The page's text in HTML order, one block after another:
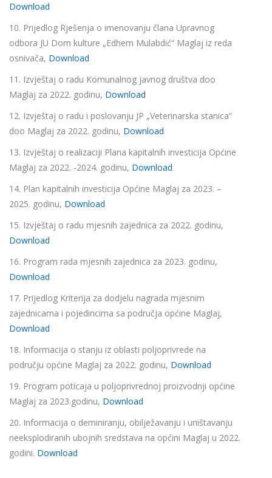
Download
10. Prijedlog Rješenja o imenovanju člana Upravnog
odbora JU Dom kulture „Edhem Mulabdić“ Maglaj iz reda
osnivača, Download
11. Izvještaj o radu Komunalnog javnog društva doo
Maglaj za 2022. godinu, Download
12. Izvještaj o radu i poslovanju JP „Veterinarska stanica“
doo Maglaj za 2022. godinu, Download
13. Izvještaj o realizaciji Plana kapitalnih investicija Općine
Maglaj za 2022. -2024. godinu, Download
14. Plan kapitalnih investicija Općine Maglaj za 2023. –
2025. godinu, Download
15. Izvještaj o radu mjesnih zajednica za 2022. godinu,
Download
16. Program rada mjesnih zajednica za 2023. godinu,
Download
17. Prijedlog Kriterija za dodjelu nagrada mjesnim
zajednicama i pojedincima sa područja općine Maglaj,
Download
18. Informacija o stanju iz oblasti poljoprivrede na
području općine Maglaj za 2022. godinu, Download
19. Program poticaja u poljoprivrednoj proizvodnji općine
Maglaj za 2023.godinu, Download
20. Informacija o deminiranju, obilježavanju i uništavanju
neeksplodiranih ubojnih sredstava na općini Maglaj u 2022.
godini. Download